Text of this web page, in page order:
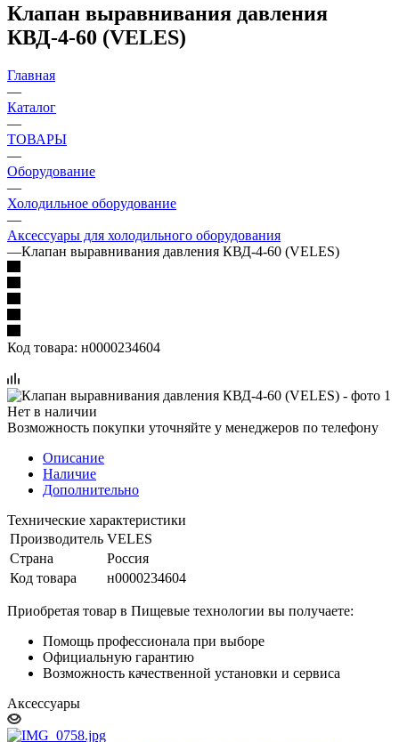
Клапан выравнивания давления
КВД-4-60 (VELES)
Главная
—
Каталог
—
ТОВАРЫ
—
Оборудование
—
Холодильное оборудование
—
Аксессуары для холодильного оборудования
—Клапан выравнивания давления КВД-4-60 (VELES)
Код товара: н0000234604
Нет в наличии
Возможность покупки уточняйте у менеджеров по телефону
Описание
Наличие
Дополнительно
Технические характеристики
Производитель VELES
Страна
Россия
Код товара
н0000234604
Приобретая товар в Пищевые технологии вы получаете:
Помощь профессионала при выборе
Официальную гарантию
Возможность качественной установки и сервиса
Аксессуары